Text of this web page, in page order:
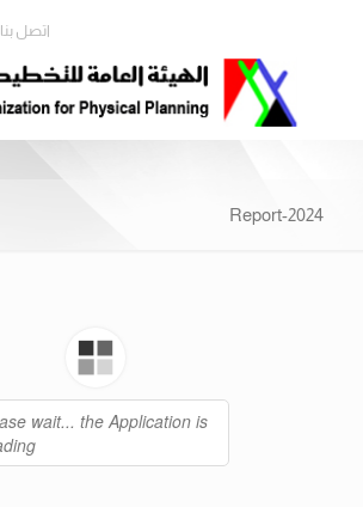
اتصل بنا
2024-Report